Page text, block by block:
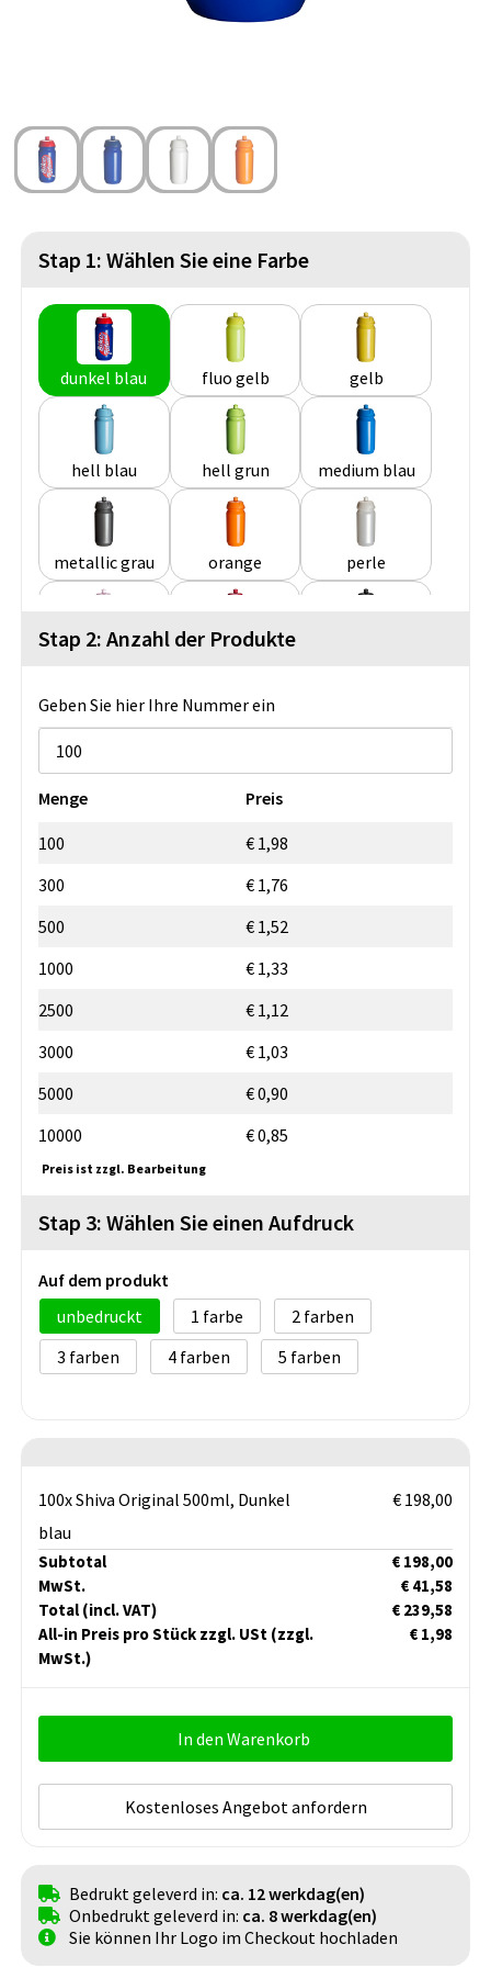
Seesäcke
Lampen und Werkzeug
Partyprodukte
Lebensmittel
Themenpakete
Stap 1: Wählen Sie eine Farbe
dunkel blau fluo gelb gelb
hell blau hell grun medium blau
metallic grau orange perle
powder pink rot
Stap 2: Anzahl der Produkte
Geben Sie hier Ihre Nummer ein
Menge Preis
100
€ 1,98
300
€ 1,76
500
€ 1,52
1000
€ 1,33
2500
€ 1,12
3000
€ 1,03
5000
€ 0,90
10000
€ 0,85
Preis ist zzgl. Bearbeitung
Stap 3: Wählen Sie einen Aufdruck
Auf dem produkt
unbedruckt
1
2
3
4 5
100x Shiva Original 500ml, Dunkel
blau
€ 198,00
Subtotal
€ 198,00
MwSt.
€ 41,58
Total (incl. VAT)
€ 239,58
All-in Preis pro Stück zzgl. USt (zzgl.
MwSt.)
€ 1,98
In den Warenkorb
Kostenloses Angebot anfordern
Bedrukt geleverd in: ca. 12 werkdag(en)
Onbedrukt geleverd in: ca. 8 werkdag(en)
Sie können Ihr Logo im Checkout hochladen